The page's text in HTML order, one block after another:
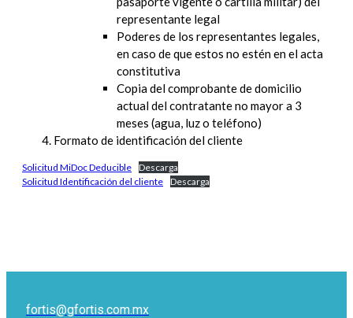
representante legal
Poderes de los representantes legales,
en caso de que estos no estén en el acta
constitutiva
Copia del comprobante de domicilio
actual del contratante no mayor a 3
meses (agua, luz o teléfono)
Formato de identificación del cliente
Solicitud MiDoc Deducible Descarga
Solicitud Identificación del cliente Descarga
fortis@gfortis.com.mx